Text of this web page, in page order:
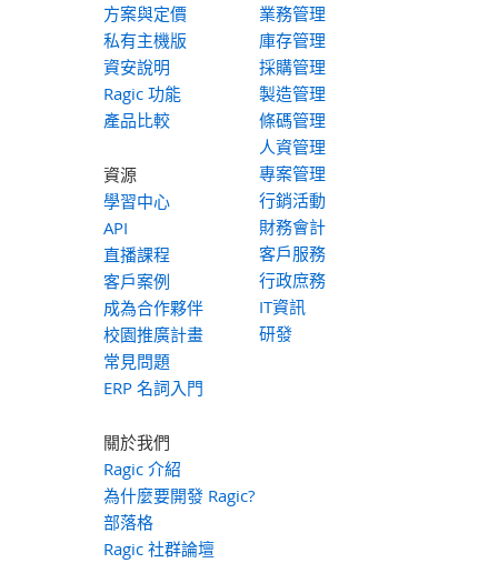
方案與定價
私有主機版
資安說明
Ragic 功能
產品比較
資源
學習中心
API
直播課程
客戶案例
成為合作夥伴
校園推廣計畫
常見問題
ERP 名詞入門
業務管理
庫存管理
採購管理
製造管理
條碼管理
人資管理
專案管理
行銷活動
財務會計
客戶服務
行政庶務
IT資訊
研發
關於我們
Ragic 介紹
為什麼要開發 Ragic?
部落格
Ragic 社群論壇